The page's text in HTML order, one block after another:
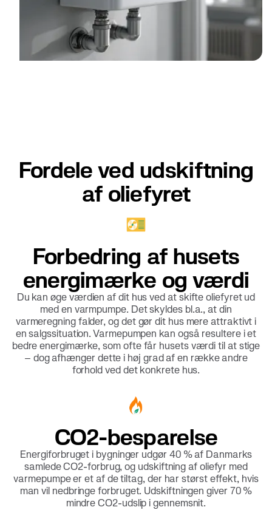
Fordele ved udskiftning
af oliefyret
Forbedring af husets
energimærke og værdi
Du kan øge værdien af dit hus ved at skifte oliefyret ud
med en varmpumpe. Det skyldes bl.a., at din
varmeregning falder, og det gør dit hus mere attraktivt i
en salgssituation. Varmepumpen kan også resultere i et
bedre energimærke, som ofte får husets værdi til at stige
– dog afhænger dette i høj grad af en række andre
forhold ved det konkrete hus.
CO2-besparelse
Energiforbruget i bygninger udgør 40 % af Danmarks
samlede CO2-forbrug, og udskiftning af oliefyr med
varmepumpe er et af de tiltag, der har størst effekt, hvis
man vil nedbringe forbruget. Udskiftningen giver 70 %
mindre CO2-udslip i gennemsnit.